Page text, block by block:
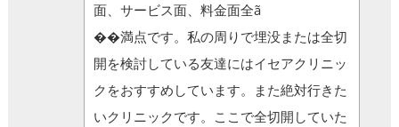
面、サービス面、料金面全ã
��満点です。私の周りで埋没または全切
開を検討している友達にはイセアクリニッ
クをおすすめしています。また絶対行きた
いクリニックです。ここで全切開していた